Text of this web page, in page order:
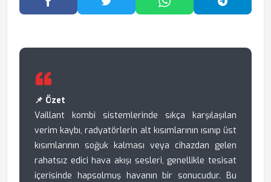
Facebook'ta PaylaşTwitter'da PaylaşWhatsApp'ta Paylaş
📌 Özet
Vaillant kombi sistemlerinde sıkça karşılaşılan
verim kaybı, radyatörlerin alt kısımlarının ısınıp üst
kısımlarının soğuk kalması veya cihazdan gelen
rahatsız edici hava akışı sesleri, genellikle tesisat
içerisinde hapsolmuş havanın bir sonucudur. Bu